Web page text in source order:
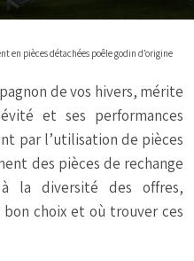
en pièces détachées poêle godin d’origine
de vos hivers, mérite
et ses performances
par l’utilisation de pièces
des pièces de rechange
à la diversité des offres,
bon choix et où trouver ces